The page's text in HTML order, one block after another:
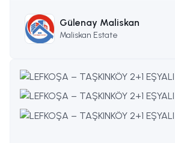
Gülenay Maliskan
Maliskan Estate